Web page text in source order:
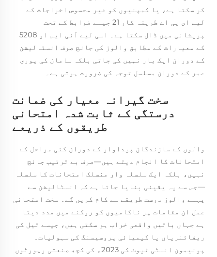
کر سکتا ہے، یا کمپنیوں کو غیر محسوس اخراجات کے
لیے ای پی اے طریقہ کار 21 جیسے ضوابط کے تحت
پریشانی میں ڈال سکتا ہے۔ اسی لیے آئی ایس او 5208
کے معیارات کے مطابق والوز کی جانچ صرف انسٹالیشن
کے دوران ایک بار نہیں کی جاتی بلکہ سامان کی پوری
عمر کے دوران مسلسل توجہ کی ضرورت ہوتی ہے۔
سخت گیرانہ معیار کی ضمانت
درستگی کے ثابت شدہ امتحانی
طریقوں کے ذریعے
والوں کے سازندگان پیداوار کے دوران کئی مراحل کے
امتحانات کا انجام دیتے ہیں—صرف بے ترتیب جانچ
نہیں، بلکہ ایک سلسلہ وار منسلک امتحانات کا سلسلہ
—جس سے یہ یقینی بنایا جاتا ہے کہ انسٹالیشن سے
پہلے والوز درست طریقے سے کام کریں گے۔ سخت امتحانی
عمل ان مقامات پر ناکامیوں کو روکنے میں مدد دیتا
ہے جہاں باتیں واقعی خراب ہو سکتی ہیں، جیسے تیل کی
ریفائنریاں یا کیمیائی پروسیسنگ کی سہولیات۔
پونیمون انسٹی ٹیوٹ کی 2023ء کی کچھ صنعتی رپورٹوں